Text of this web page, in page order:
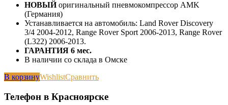
НОВЫЙоригинальный пневмокомпрессор AMK
(Германия)
Устанавливается на автомобиль: Land Rover Discovery
3/4 2004-2012, Range Rover Sport 2006-2013, Range Rover
(L322) 2006-2013.
ГАРАНТИЯ 6 мес.
В наличии со склада в Омске
В корзинуWishlistСравнить
Телефон в Красноярске